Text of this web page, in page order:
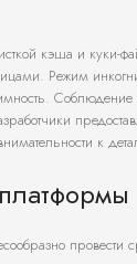
кэша и куки-
Режим
к